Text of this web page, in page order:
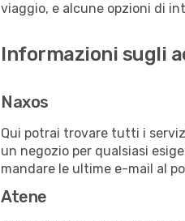
viaggio, e alcune opzioni di
Informazioni sugli
Naxos
Qui potrai trovare tutti i
un negozio per qualsiasi
mandare le ultime e-mail al
Atene